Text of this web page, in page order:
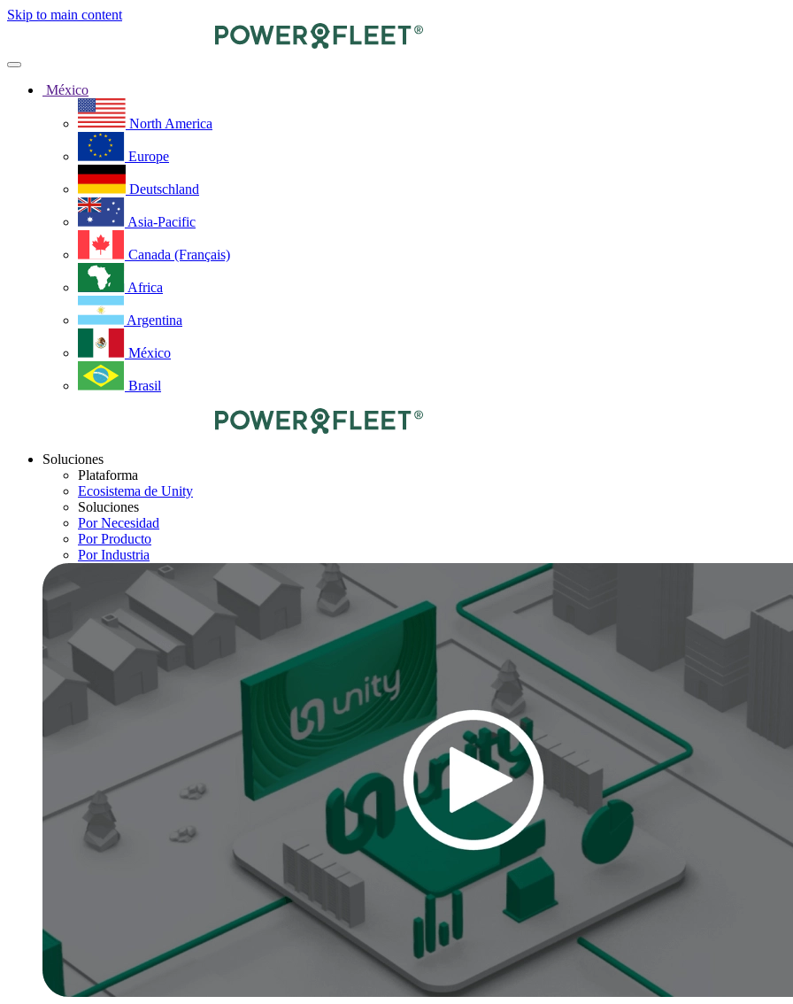
Skip to main content
México
North America
Europe
Deutschland
Asia-Pacific
Canada (Français)
Africa
Argentina
México
Brasil
Soluciones
Plataforma
Ecosistema de Unity
Soluciones
Por Necesidad
Por Producto
Por Industria